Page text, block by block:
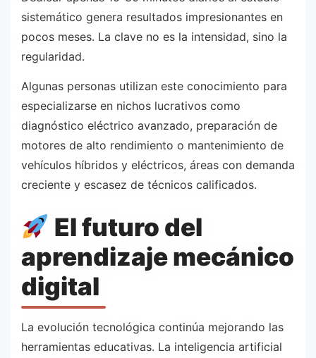
sistemático genera resultados impresionantes en
pocos meses. La clave no es la intensidad, sino la
regularidad.
Algunas personas utilizan este conocimiento para
especializarse en nichos lucrativos como
diagnóstico eléctrico avanzado, preparación de
motores de alto rendimiento o mantenimiento de
vehículos híbridos y eléctricos, áreas con demanda
creciente y escasez de técnicos calificados.
El futuro del
aprendizaje mecánico
digital
La evolución tecnológica continúa mejorando las
herramientas educativas. La inteligencia artificial